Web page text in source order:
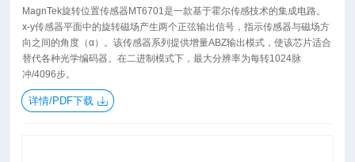
MagnTek旋转位置传感器MT6701是一款基于霍尔传感技术的集成电路。
x-y传感器平面中的旋转磁场产生两个正弦输出信号，指示传感器与磁场方
向之间的角度（α）。该传感器系列提供增量ABZ输出模式，使该芯片适合
替代各种光学编码器。在二进制模式下，最大分辨率为每转1024脉
冲/4096步。
详情/PDF下载